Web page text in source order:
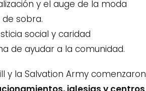
y el auge de la moda
sobra.
social y caridad
de ayudar a la comunidad.
y la Salvation Army comenzaron